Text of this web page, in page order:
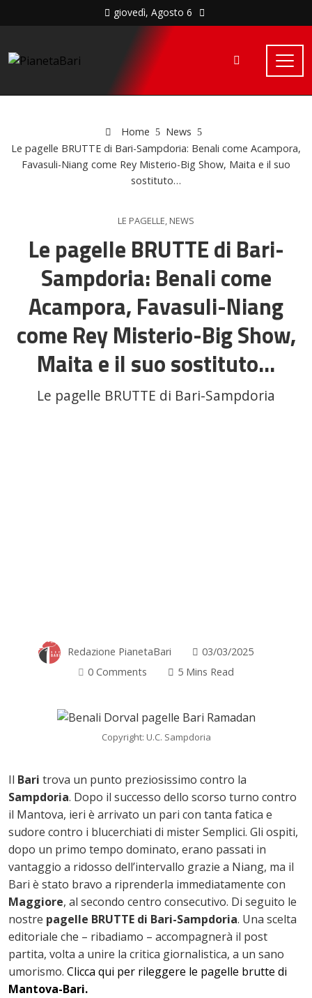
giovedì, Agosto 6
Home
News
Le pagelle BRUTTE di Bari-Sampdoria: Benali come Acampora,
Favasuli-Niang come Rey Misterio-Big Show, Maita e il suo
sostituto…
LE PAGELLE, NEWS
Le pagelle BRUTTE di Bari-
Sampdoria: Benali come
Acampora, Favasuli-Niang
come Rey Misterio-Big Show,
Maita e il suo sostituto…
Le pagelle BRUTTE di Bari-Sampdoria
Redazione PianetaBari
03/03/2025
0 Comments
5 Mins Read
Copyright: U.C. Sampdoria
Il Bari trova un punto preziosissimo contro la
Sampdoria. Dopo il successo dello scorso turno contro
il Mantova, ieri è arrivato un pari con tanta fatica e
sudore contro i blucerchiati di mister Semplici. Gli ospiti,
dopo un primo tempo dominato, erano passati in
vantaggio a ridosso dell’intervallo grazie a Niang, ma il
Bari è stato bravo a riprenderla immediatamente con
Maggiore, al secondo centro consecutivo. Di seguito le
nostre pagelle BRUTTE di Bari-Sampdoria. Una scelta
editoriale che – ribadiamo – accompagnerà il post
partita, volta a unire la critica giornalistica, a un sano
umorismo. Clicca qui per rileggere le pagelle brutte di
Mantova-Bari.